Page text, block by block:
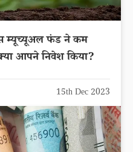
म्यूच्यूअल फंड ने कम
आपने निवेश किया?
15th Dec 2023